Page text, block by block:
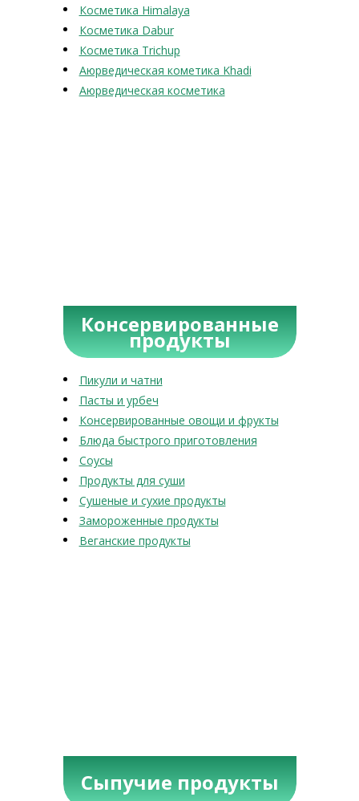
Косметика Himalaya
Косметика Dabur
Косметика Trichup
Аюрведическая кометика Khadi
Аюрведическая косметика
Консервированные
продукты
Пикули и чатни
Пасты и урбеч
Консервированные овощи и фрукты
Блюда быстрого приготовления
Соусы
Продукты для суши
Сушеные и сухие продукты
Замороженные продукты
Веганские продукты
Сыпучие продукты